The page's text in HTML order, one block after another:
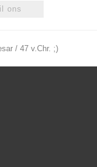
ons
/ 47 v.Chr. ;)